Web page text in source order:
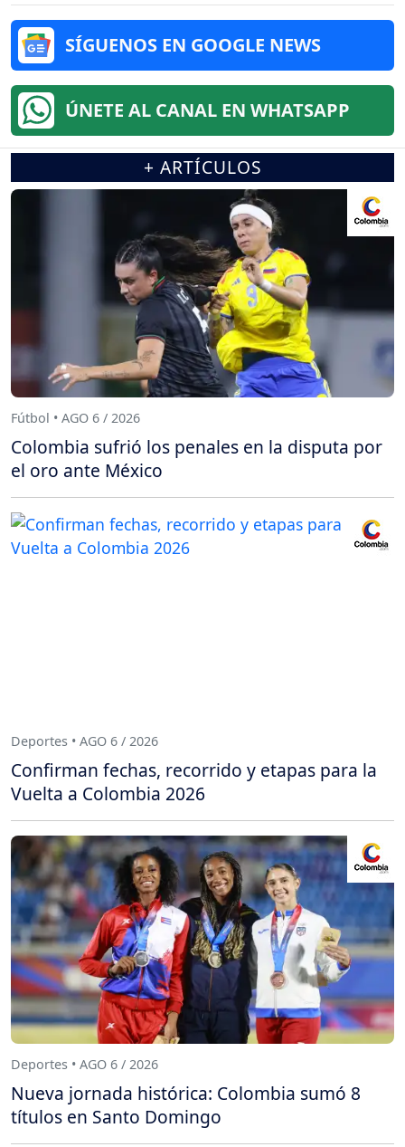
SÍGUENOS EN GOOGLE NEWS
ÚNETE AL CANAL EN WHATSAPP
+ ARTÍCULOS
Fútbol • AGO 6 / 2026
Colombia sufrió los penales en la disputa por
el oro ante México
Deportes • AGO 6 / 2026
Confirman fechas, recorrido y etapas para la
Vuelta a Colombia 2026
Deportes • AGO 6 / 2026
Nueva jornada histórica: Colombia sumó 8
títulos en Santo Domingo